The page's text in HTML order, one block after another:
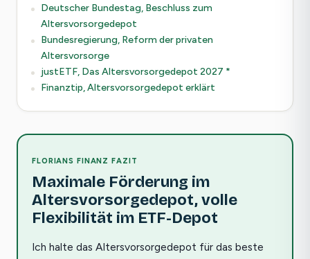
Deutscher Bundestag, Beschluss zum
Altersvorsorgedepot
Bundesregierung, Reform der privaten
Altersvorsorge
justETF, Das Altersvorsorgedepot 2027 *
Finanztip, Altersvorsorgedepot erklärt
FLORIANS FINANZ FAZIT
Maximale Förderung im
Altersvorsorgedepot, volle
Flexibilität im ETF-Depot
Ich halte das Altersvorsorgedepot für das beste